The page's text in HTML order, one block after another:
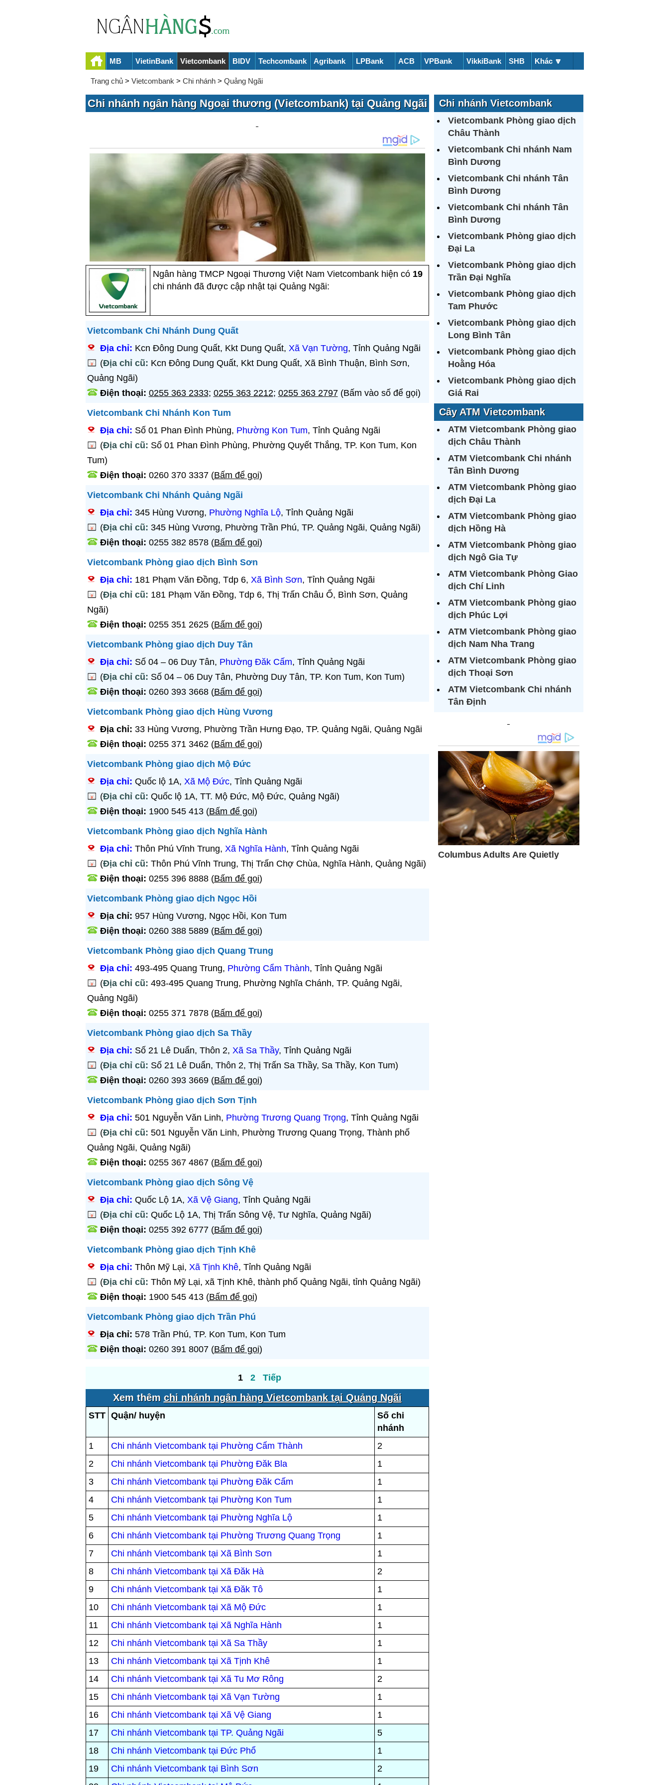
MB VietinBank Vietcombank BIDV Techcombank Agribank LPBank ACB VPBank VikkiBank SHB Khác 🔽
Trang chủ> Vietcombank > Chi nhánh> Quảng Ngãi
Chi nhánh ngân hàng Ngoại thương (Vietcombank) tại Quảng Ngãi
Ngân hàng TMCP Ngoại Thương Việt Nam Vietcombank hiện có 19
chi nhánh đã được cập nhật tại Quảng Ngãi:
Vietcombank Chi Nhánh Dung Quất
Địa chỉ: Kcn Đông Dung Quất, Kkt Dung Quất, Xã Vạn Tường, Tỉnh Quảng Ngãi
(Địa chỉ cũ: Kcn Đông Dung Quất, Kkt Dung Quất, Xã Bình Thuận, Bình Sơn,
Quảng Ngãi)
Điện thoại: 0255 363 2333; 0255 363 2212; 0255 363 2797(Bấm vào số để gọi)
Vietcombank Chi Nhánh Kon Tum
Địa chỉ: Số 01 Phan Đình Phùng, Phường Kon Tum, Tỉnh Quảng Ngãi
(Địa chỉ cũ: Số 01 Phan Đình Phùng, Phường Quyết Thắng, TP. Kon Tum, Kon
Tum)
Điện thoại: 0260 370 3337(Bấm để gọi)
Vietcombank Chi Nhánh Quảng Ngãi
Địa chỉ: 345 Hùng Vương, Phường Nghĩa Lộ, Tỉnh Quảng Ngãi
(Địa chỉ cũ: 345 Hùng Vương, Phường Trần Phú, TP. Quảng Ngãi, Quảng Ngãi)
Điện thoại: 0255 382 8578(Bấm để gọi)
Vietcombank Phòng giao dịch Bình Sơn
Địa chỉ: 181 Phạm Văn Đồng, Tdp 6, Xã Bình Sơn, Tỉnh Quảng Ngãi
(Địa chỉ cũ: 181 Phạm Văn Đồng, Tdp 6, Thị Trấn Châu Ổ, Bình Sơn, Quảng
Ngãi)
Điện thoại: 0255 351 2625(Bấm để gọi)
Vietcombank Phòng giao dịch Duy Tân
Địa chỉ: Số 04 – 06 Duy Tân, Phường Đăk Cấm, Tỉnh Quảng Ngãi
(Địa chỉ cũ: Số 04 – 06 Duy Tân, Phường Duy Tân, TP. Kon Tum, Kon Tum)
Điện thoại: 0260 393 3668(Bấm để gọi)
Vietcombank Phòng giao dịch Hùng Vương
Địa chỉ: 33 Hùng Vương, Phường Trần Hưng Đạo, TP. Quảng Ngãi, Quảng Ngãi
Điện thoại: 0255 371 3462(Bấm để gọi)
Vietcombank Phòng giao dịch Mộ Đức
Địa chỉ: Quốc lộ 1A, Xã Mộ Đức, Tỉnh Quảng Ngãi
(Địa chỉ cũ: Quốc lộ 1A, TT. Mộ Đức, Mộ Đức, Quảng Ngãi)
Điện thoại: 1900 545 413(Bấm để gọi)
Vietcombank Phòng giao dịch Nghĩa Hành
Địa chỉ: Thôn Phú Vĩnh Trung, Xã Nghĩa Hành, Tỉnh Quảng Ngãi
(Địa chỉ cũ: Thôn Phú Vĩnh Trung, Thị Trấn Chợ Chùa, Nghĩa Hành, Quảng Ngãi)
Điện thoại: 0255 396 8888(Bấm để gọi)
Vietcombank Phòng giao dịch Ngọc Hồi
Địa chỉ: 957 Hùng Vương, Ngọc Hồi, Kon Tum
Điện thoại: 0260 388 5889(Bấm để gọi)
Vietcombank Phòng giao dịch Quang Trung
Địa chỉ: 493-495 Quang Trung, Phường Cẩm Thành, Tỉnh Quảng Ngãi
(Địa chỉ cũ: 493-495 Quang Trung, Phường Nghĩa Chánh, TP. Quảng Ngãi,
Quảng Ngãi)
Điện thoại: 0255 371 7878(Bấm để gọi)
Vietcombank Phòng giao dịch Sa Thầy
Địa chỉ: Số 21 Lê Duẩn, Thôn 2, Xã Sa Thầy, Tỉnh Quảng Ngãi
(Địa chỉ cũ: Số 21 Lê Duẩn, Thôn 2, Thị Trấn Sa Thầy, Sa Thầy, Kon Tum)
Điện thoại: 0260 393 3669(Bấm để gọi)
Vietcombank Phòng giao dịch Sơn Tịnh
Địa chỉ: 501 Nguyễn Văn Linh, Phường Trương Quang Trọng, Tỉnh Quảng Ngãi
(Địa chỉ cũ: 501 Nguyễn Văn Linh, Phường Trương Quang Trọng, Thành phố
Quảng Ngãi, Quảng Ngãi)
Điện thoại: 0255 367 4867(Bấm để gọi)
Vietcombank Phòng giao dịch Sông Vệ
Địa chỉ: Quốc Lộ 1A, Xã Vệ Giang, Tỉnh Quảng Ngãi
(Địa chỉ cũ: Quốc Lộ 1A, Thị Trấn Sông Vệ, Tư Nghĩa, Quảng Ngãi)
Điện thoại: 0255 392 6777(Bấm để gọi)
Vietcombank Phòng giao dịch Tịnh Khê
Địa chỉ: Thôn Mỹ Lại, Xã Tịnh Khê, Tỉnh Quảng Ngãi
(Địa chỉ cũ: Thôn Mỹ Lại, xã Tịnh Khê, thành phố Quảng Ngãi, tỉnh Quảng Ngãi)
Điện thoại: 1900 545 413(Bấm để gọi)
Vietcombank Phòng giao dịch Trần Phú
Địa chỉ: 578 Trần Phú, TP. Kon Tum, Kon Tum
Điện thoại: 0260 391 8007(Bấm để gọi)
1 2 Tiếp
Xem thêm chi nhánh ngân hàng Vietcombank tại Quảng Ngãi
STT Quận/ huyện
Số chi
nhánh
1
Chi nhánh Vietcombank tại Phường Cẩm Thành
2
2
Chi nhánh Vietcombank tại Phường Đăk Bla
1
3
Chi nhánh Vietcombank tại Phường Đăk Cấm
1
4
Chi nhánh Vietcombank tại Phường Kon Tum
1
5
Chi nhánh Vietcombank tại Phường Nghĩa Lộ
1
6
Chi nhánh Vietcombank tại Phường Trương Quang Trọng
1
7
Chi nhánh Vietcombank tại Xã Bình Sơn
1
8
Chi nhánh Vietcombank tại Xã Đăk Hà
2
9
Chi nhánh Vietcombank tại Xã Đăk Tô
1
10
Chi nhánh Vietcombank tại Xã Mộ Đức
1
11
Chi nhánh Vietcombank tại Xã Nghĩa Hành
1
12
Chi nhánh Vietcombank tại Xã Sa Thầy
1
13
Chi nhánh Vietcombank tại Xã Tịnh Khê
1
14
Chi nhánh Vietcombank tại Xã Tu Mơ Rông
2
15
Chi nhánh Vietcombank tại Xã Vạn Tường
1
16
Chi nhánh Vietcombank tại Xã Vệ Giang
1
17
Chi nhánh Vietcombank tại TP. Quảng Ngãi
5
18
Chi nhánh Vietcombank tại Đức Phổ
1
19
Chi nhánh Vietcombank tại Bình Sơn
2
Chi nhánh Vietcombank
Vietcombank Phòng giao dịch
Châu Thành
Vietcombank Chi nhánh Nam
Bình Dương
Vietcombank Chi nhánh Tân
Bình Dương
Vietcombank Chi nhánh Tân
Bình Dương
Vietcombank Phòng giao dịch
Đại La
Vietcombank Phòng giao dịch
Trần Đại Nghĩa
Vietcombank Phòng giao dịch
Tam Phước
Vietcombank Phòng giao dịch
Long Bình Tân
Vietcombank Phòng giao dịch
Hoằng Hóa
Vietcombank Phòng giao dịch
Giá Rai
Cây ATM Vietcombank
ATM Vietcombank Phòng giao
dịch Châu Thành
ATM Vietcombank Chi nhánh
Tân Bình Dương
ATM Vietcombank Phòng giao
dịch Đại La
ATM Vietcombank Phòng giao
dịch Hồng Hà
ATM Vietcombank Phòng giao
dịch Ngô Gia Tự
ATM Vietcombank Phòng Giao
dịch Chí Linh
ATM Vietcombank Phòng giao
dịch Phúc Lợi
ATM Vietcombank Phòng giao
dịch Nam Nha Trang
ATM Vietcombank Phòng giao
dịch Thoại Sơn
ATM Vietcombank Chi nhánh
Tân Định